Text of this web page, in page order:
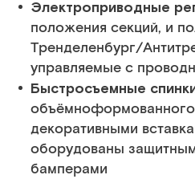
Электроприводные
положения секций, и
Тренделенбург/
управляемые с
Быстросъемные
декоративными
оборудованы
бамперами